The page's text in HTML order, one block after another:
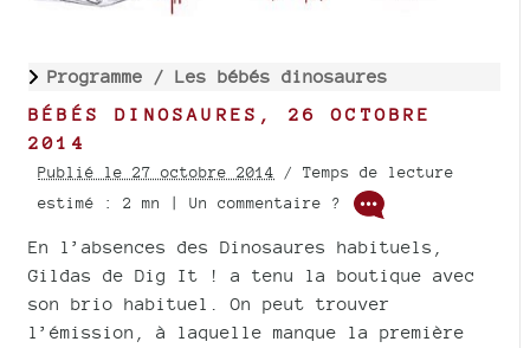
Programme / Les bébés dinosaures
BÉBÉS DINOSAURES, 26 OCTOBRE
2014
Publié le 27 octobre 2014 / Temps de lecture
estimé : 2 mn | Un commentaire ?
En l’absences des Dinosaures habituels,
Gildas de Dig It ! a tenu la boutique avec
son brio habituel. On peut trouver
l’émission, à laquelle manque la première